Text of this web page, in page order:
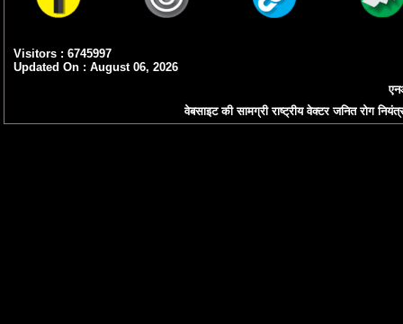
Visitors : 6745997
Updated On : August 06, 2026
वेबसाइट की सामग्री राष्ट्रीय वेक्टर जनित रोग